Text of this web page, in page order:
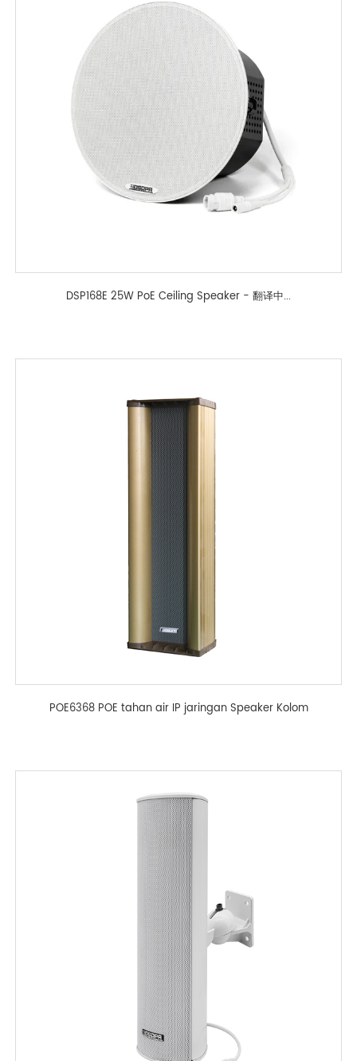
DSP168E 25W PoE Ceiling Speaker - 翻译中...
POE6368 POE tahan air IP jaringan Speaker Kolom